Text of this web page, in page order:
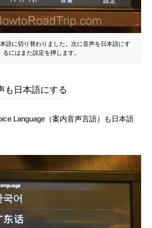
語に切り替わりました。次に音声を日本語にす
るにはまた設定を押します。
も日本語にする
Language（案内音声言語）も日本語